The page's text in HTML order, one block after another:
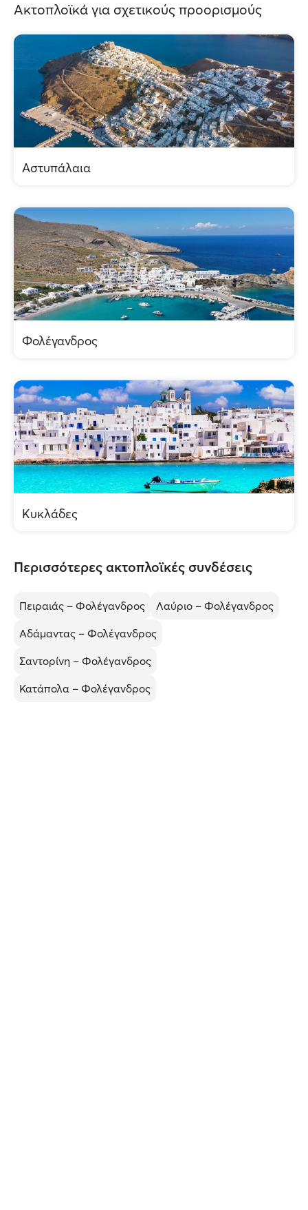
Ακτοπλοϊκά για σχετικούς προορισμούς
Αστυπάλαια
Φολέγανδρος
Κυκλάδες
Περισσότερες ακτοπλοϊκές συνδέσεις
Πειραιάς – Φολέγανδρος
Λαύριο – Φολέγανδρος
Αδάμαντας – Φολέγανδρος
Σαντορίνη – Φολέγανδρος
Κατάπολα – Φολέγανδρος